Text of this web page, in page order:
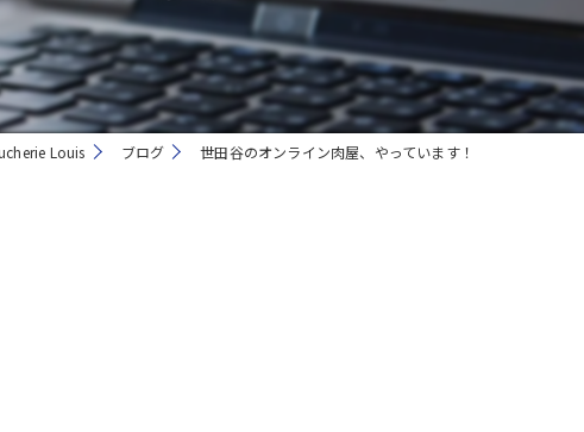
販売
持ち帰り
Louis ブログ 世田谷のオンライン肉屋、やっています！